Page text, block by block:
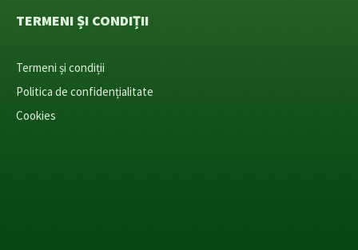
TERMENI ȘI CONDIȚII
Termeni și condiții
Politica de confidențialitate
Cookies